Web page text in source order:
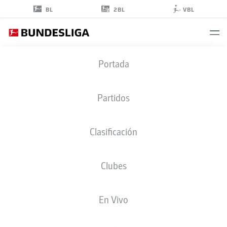
BL 2BL VBL
Portada
Partidos
Clasificación
Clubes
En Vivo